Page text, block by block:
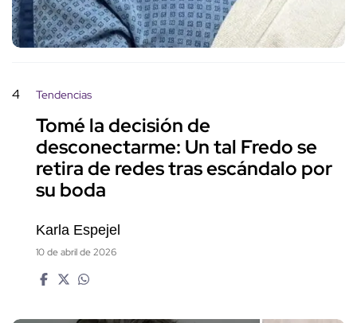
4 Tendencias
Tomé la decisión de
desconectarme: Un tal Fredo se
retira de redes tras escándalo por
su boda
Karla Espejel
10 de abril de 2026